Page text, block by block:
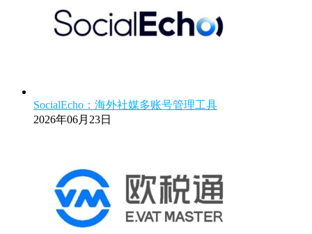
SocialEcho：海外社媒多账号管理工具
2026年06月23日